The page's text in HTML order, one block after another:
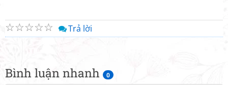
Bình luận nhanh 0
☆
☆
☆
☆
☆ Trả lời